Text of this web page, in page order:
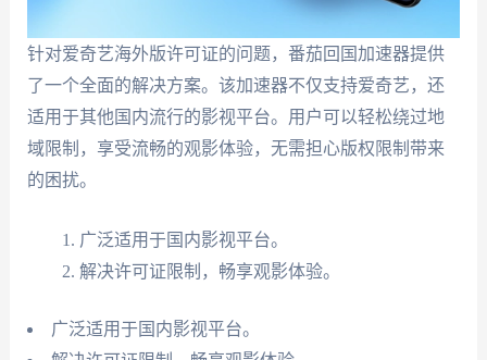
针对爱奇艺海外版许可证的问题，番茄回国加速器提供
了一个全面的解决方案。该加速器不仅支持爱奇艺，还
适用于其他国内流行的影视平台。用户可以轻松绕过地
域限制，享受流畅的观影体验，无需担心版权限制带来
的困扰。
广泛适用于国内影视平台。
解决许可证限制，畅享观影体验。
广泛适用于国内影视平台。